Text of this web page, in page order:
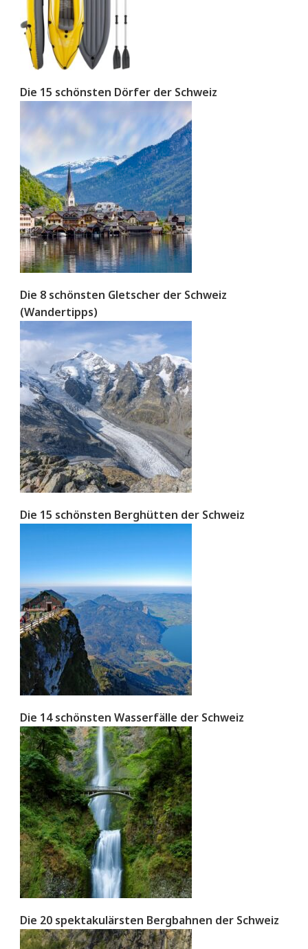
Die 15 schönsten Dörfer der Schweiz
Die 8 schönsten Gletscher der Schweiz
(Wandertipps)
Die 15 schönsten Berghütten der Schweiz
Die 14 schönsten Wasserfälle der Schweiz
Die 20 spektakulärsten Bergbahnen der Schweiz